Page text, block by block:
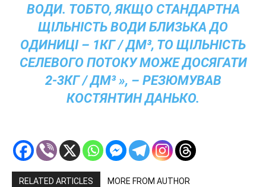
ВОДИ. ТОБТО, ЯКЩО СТАНДАРТНА
ЩІЛЬНІСТЬ ВОДИ БЛИЗЬКА ДО
ОДИНИЦІ – 1КГ / ДМ³, ТО ЩІЛЬНІСТЬ
СЕЛЕВОГО ПОТОКУ МОЖЕ ДОСЯГАТИ
2-3КГ / ДМ³ », – РЕЗЮМУВАВ
КОСТЯНТИН ДАНЬКО.
RELATED ARTICLES MORE FROM AUTHOR